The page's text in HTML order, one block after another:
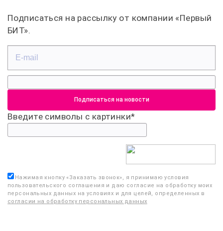
Подписаться на рассылку от компании «Первый
БИТ».
Введите символы с картинки*
Нажимая кнопку «Заказать звонок», я принимаю условия
пользовательского соглашения и даю согласие на обработку моих
персональных данных на условиях и для целей, определенных в
согласии на обработку персональных данных